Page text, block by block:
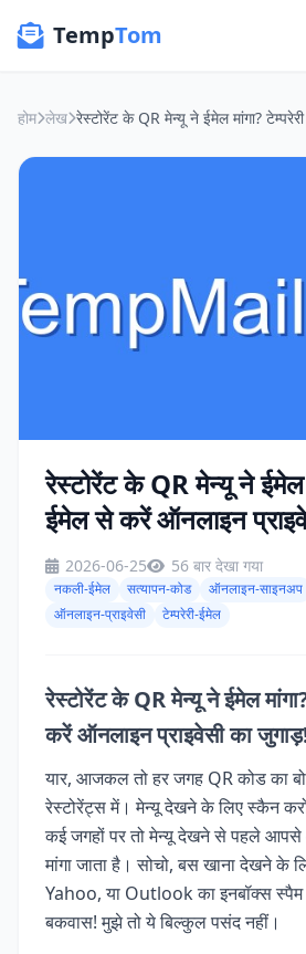
TempTom
होम लेख
रेस्टोरेंट के QR मेन्यू ने ईमेल
ईमेल से करें ऑनलाइन
2026-06-25 56 बार देखा गया
नकली-ईमेल सत्यापन-कोड ऑनलाइन-साइनअप
ऑनलाइन-प्राइवेसी
टेम्परेरी-ईमेल
रेस्टोरेंट के QR मेन्यू ने ईमेल
करें ऑनलाइन प्राइवेसी का
यार, आजकल तो हर जगह QR कोड का
रेस्टोरेंट्स में। मेन्यू देखने के लिए स्कैन
कई जगहों पर तो मेन्यू देखने से पहले
मांगा जाता है। सोचो, बस खाना देखने के
Yahoo, या Outlook का इनबॉक्स
बकवास! मुझे तो ये बिल्कुल पसंद नहीं।